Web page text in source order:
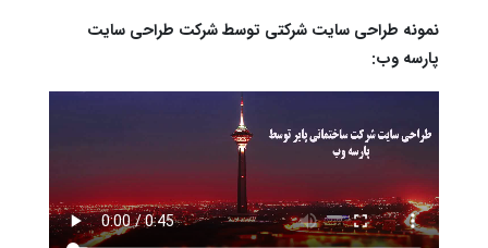
نمونه طراحی سایت شرکتی توسط شرکت طراحی سایت
پارسه وب: